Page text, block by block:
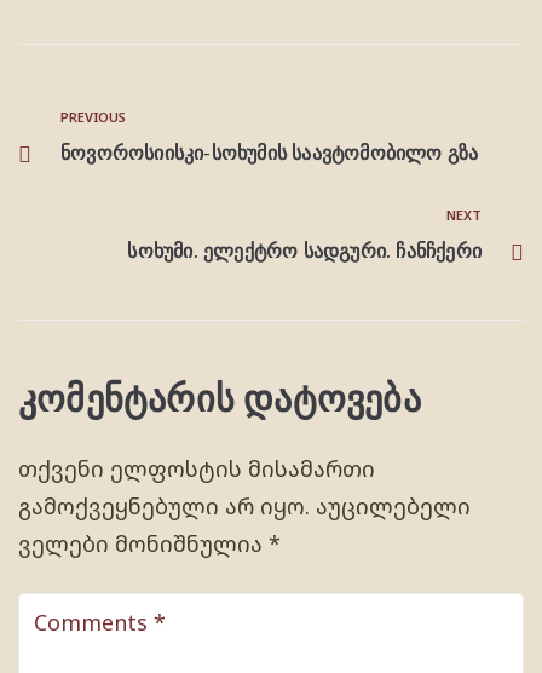
PREVIOUS
ნოვოროსიისკი-სოხუმის საავტომობილო გზა
NEXT
სოხუმი. ელექტრო სადგური. ჩანჩქერი
კომენტარის დატოვება
თქვენი ელფოსტის მისამართი
გამოქვეყნებული არ იყო. აუცილებელი
ველები მონიშნულია *